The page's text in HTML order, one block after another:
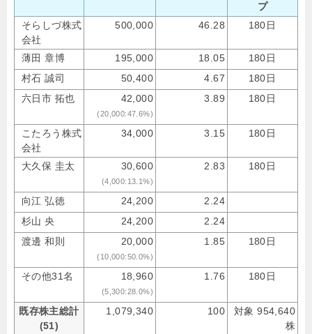
プ
そらしづ株式
会社
500,000 46.28 180日
薄田 章博 195,000 18.05
180日
村石 誠司
50,400 4.67
180日
六日市 拓也
42,000
(20,000:47.6%)
3.89 180日
こたろう株式
会社
34,000 3.15 180日
大久保 圭太 30,600
(4,000:13.1%)
2.83 180日
向江 弘徳 24,200
2.24
杉山 央
24,200
2.24
渡邊 和則
20,000
(10,000:50.0%)
1.85 180日
その他31名 18,960
(5,300:28.0%)
1.76 180日
既存株主総計
(51)
1,079,340 100
対象 954,640
株